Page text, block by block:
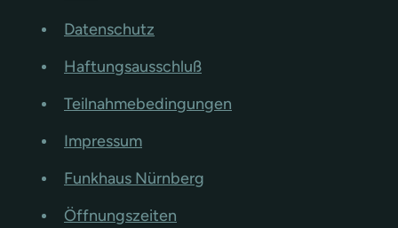
Datenschutz
Haftungsausschluß
Teilnahmebedingungen
Impressum
Funkhaus Nürnberg
Öffnungszeiten